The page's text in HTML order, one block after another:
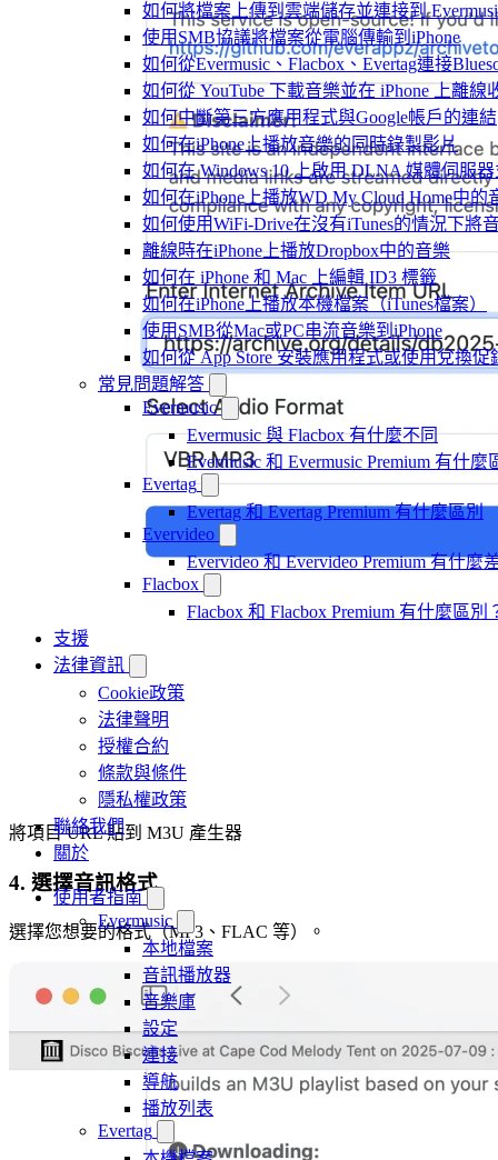
如何將檔案上傳到雲端儲存並連接到
使用SMB協議將檔案從電腦傳輸到iPhone
如何從Evermusic、Flacbox、Evertag連接
如何從 YouTube 下載音樂並在 iPhone 上離線
如何中斷第三方應用程式與Google帳戶的連結
如何在iPhone上播放音樂的同時錄製影片
如何在 Windows 10 上啟用 DLNA 媒體伺服
如何在iPhone上播放WD My Cloud Home中的
如何使用WiFi-Drive在沒有iTunes的情況下將
離線時在iPhone上播放Dropbox中的音樂
如何在 iPhone 和 Mac 上編輯 ID3 標籤
如何在iPhone上播放本機檔案（iTunes檔案）
使用SMB從Mac或PC串流音樂到iPhone
如何從 App Store 安裝應用程式或使用兌換
常見問題解答
Evermusic
Evermusic 與 Flacbox 有什麼不同
Evermusic 和 Evermusic Premium 有什麼
Evertag
Evertag 和 Evertag Premium 有什麼區別
Evervideo
Evervideo 和 Evervideo Premium 有什麼
Flacbox
Flacbox 和 Flacbox Premium 有什麼區別
支援
法律資訊
Cookie政策
法律聲明
授權合約
條款與條件
隱私權政策
聯絡我們
關於
使用者指南
Evermusic
本地檔案
音訊播放器
音樂庫
設定
連接
導航
播放列表
Evertag
將項目 URL 貼到 M3U 產生器
4. 選擇音訊格式
選擇您想要的格式（MP3、FLAC 等）。